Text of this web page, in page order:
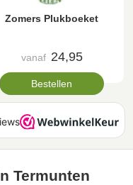
Zomers Plukboeket
vanaf 24,95
Bestellen
Termunten